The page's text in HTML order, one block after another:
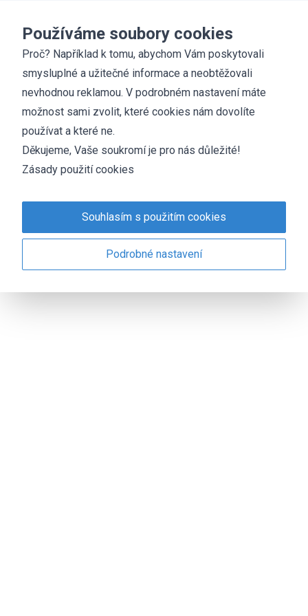
Základní škola
Příměstský tábor
25. 3. 2022
Denisa Kolínská
aktuálně
pro rodiče / ostatní
Základní škola Chyšky ve spolupráci se společností
letní příměstský tábor. Těší se na Vás vedoucí Bc. Lenka
Demská Stiborová a Natálka Miňhová. Přihlášky najdete
nahttps://attavena.cz/primestske-tabory.
Letní tábor ZŠ Chyšky
Používáme soubory cookies
Proč? Například k tomu, abychom Vám poskytovali
smysluplné a užitečné informace a neobtěžovali
nevhodnou reklamou. V podrobném nastavení máte
možnost sami zvolit, které cookies nám dovolíte
používat a které ne.
Děkujeme, Vaše soukromí je pro nás důležité!
Zásady použití cookies
Souhlasím s použitím cookies
Podrobné nastavení